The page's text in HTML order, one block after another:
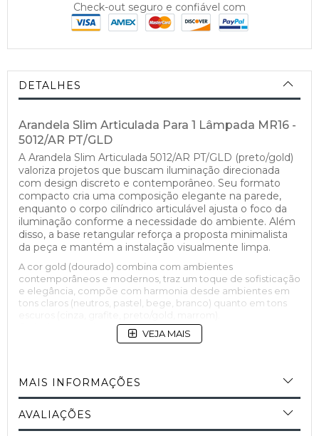
Check-out seguro e confiável com
DETALHES
Arandela Slim Articulada Para 1 Lâmpada MR16 -
5012/AR PT/GLD
A Arandela Slim Articulada 5012/AR PT/GLD (preto/gold)
valoriza projetos que buscam iluminação direcionada
com design discreto e contemporâneo. Seu formato
compacto cria uma composição elegante na parede,
enquanto o corpo cilíndrico articulável ajusta o foco da
iluminação conforme a necessidade do ambiente. Além
disso, a base retangular reforça a proposta minimalista
da peça e mantém a instalação visualmente limpa.
A cor gold (dourado) combina com ambientes
contemporâneos e modernos, traz um toque de sofisticação
e elegância, compõe com harmonia desde ambientes em
tons claros (neutros, pastel, bege, branco) quanto em tons
O design atende muito bem cabeceiras de cama,
corredores, salas de leitura e espaços de apoio que
mesas de apoio. Já em corredores, cria uma composição
sofisticada na parede e valoriza texturas, painéis
Iluminação Direcionada Para Cabeceiras e
VEJA MAIS
MAIS INFORMAÇÕES
AVALIAÇÕES